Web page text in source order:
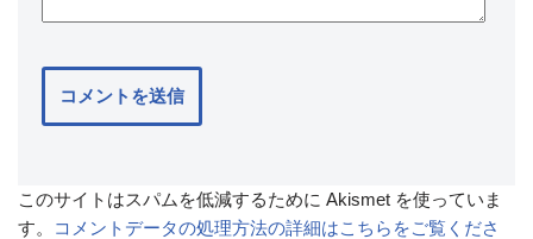
このサイトはスパムを低減するために Akismet を使っていま
す。
コメントデータの処理方法の詳細はこちらをご覧くださ